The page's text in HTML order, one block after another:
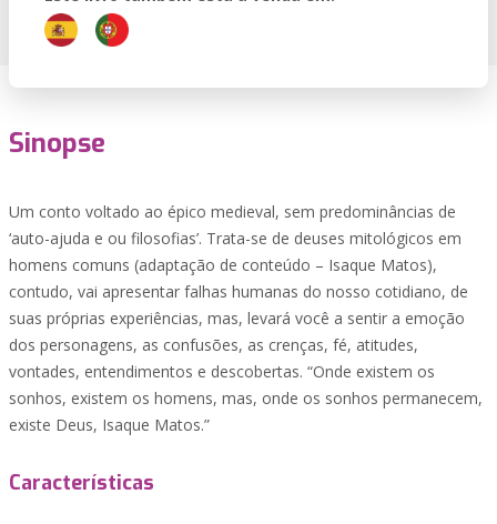
Sinopse
Um conto voltado ao épico medieval, sem predominâncias de
‘auto-ajuda e ou filosofias’. Trata-se de deuses mitológicos em
homens comuns (adaptação de conteúdo – Isaque Matos),
contudo, vai apresentar falhas humanas do nosso cotidiano, de
suas próprias experiências, mas, levará você a sentir a emoção
dos personagens, as confusões, as crenças, fé, atitudes,
vontades, entendimentos e descobertas. “Onde existem os
sonhos, existem os homens, mas, onde os sonhos permanecem,
existe Deus, Isaque Matos.”
Características